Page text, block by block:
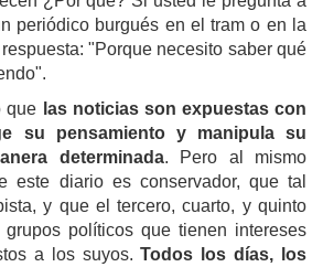
periódico burgués en el tram o en la
"Porque necesito saber qué
que las noticias son expuestas con
su pensamiento y manipula su
determinada. Pero al mismo
este diario es conservador, que tal
y que el tercero, cuarto, y quinto
políticos que tienen intereses
a los suyos.Todos los días, los